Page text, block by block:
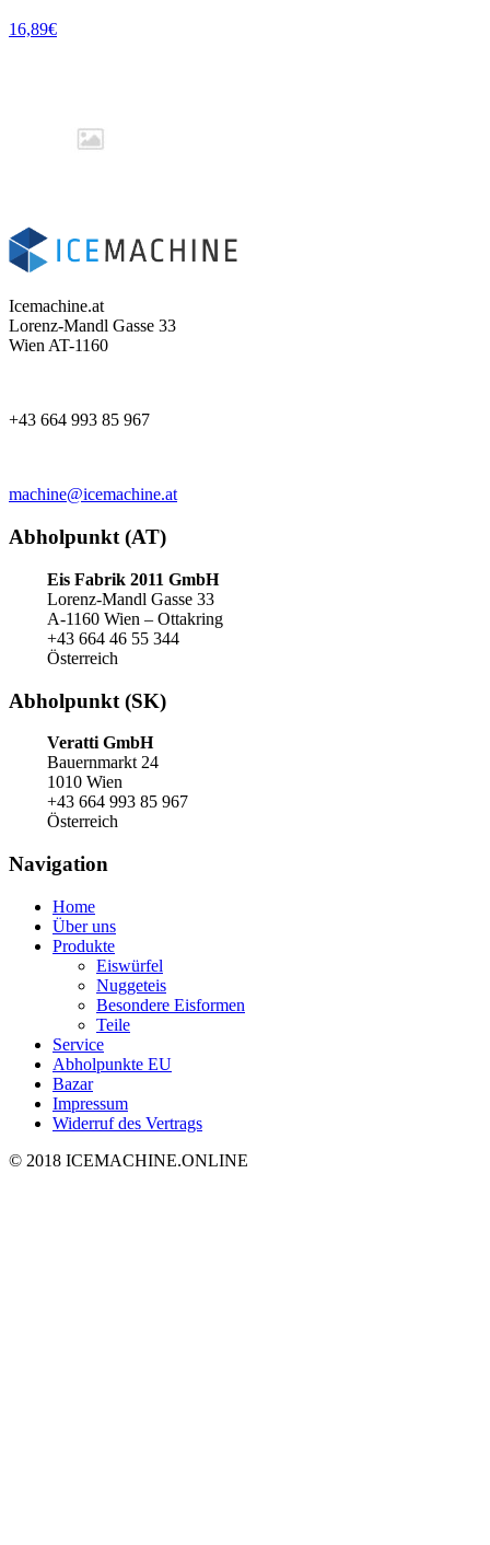
16,89€
Icemachine.at
Lorenz-Mandl Gasse 33
Wien AT-1160
+43 664 993 85 967
machine@icemachine.at
Abholpunkt (AT)
Eis Fabrik 2011 GmbH
Lorenz-Mandl Gasse 33
A-1160 Wien – Ottakring
+43 664 46 55 344
Österreich
Abholpunkt (SK)
Veratti GmbH
Bauernmarkt 24
1010 Wien
+43 664 993 85 967
Österreich
Navigation
Home
Über uns
Produkte
Eiswürfel
Nuggeteis
Besondere Eisformen
Teile
Service
Abholpunkte EU
Bazar
Impressum
Widerruf des Vertrags
© 2018 ICEMACHINE.ONLINE